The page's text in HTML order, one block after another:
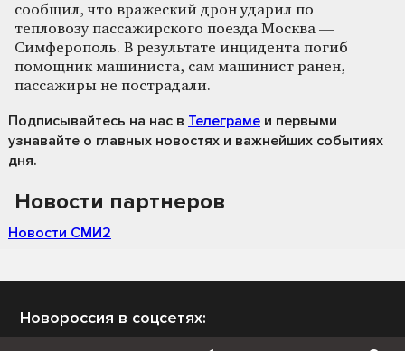
сообщил, что вражеский дрон ударил по
тепловозу пассажирского поезда Москва —
Симферополь. В результате инцидента погиб
помощник машиниста, сам машинист ранен,
пассажиры не пострадали.
Подписывайтесь на нас в Телеграме и первыми
узнавайте о главных новостях и важнейших событиях
дня.
Новости партнеров
Новости СМИ2
Новороссия в соцсетях: